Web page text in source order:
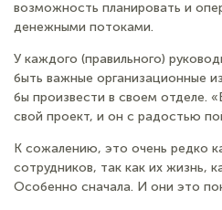
возможность планировать и
денежными потоками.
У каждого (правильного)
быть важные организационные
бы произвести в своем отделе.
свой проект, и он с радостью
К сожалению, это очень редко
сотрудников, так как их жизнь,
Особенно сначала. И они это